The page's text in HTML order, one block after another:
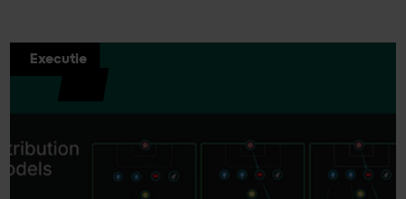
Executie